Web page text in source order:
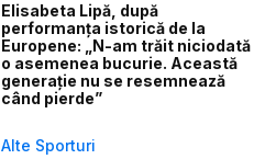
Elisabeta Lipă, după
performanța istorică de la
Europene: „N-am trăit niciodată
o asemenea bucurie. Această
generație nu se resemnează
când pierde”
Alte Sporturi